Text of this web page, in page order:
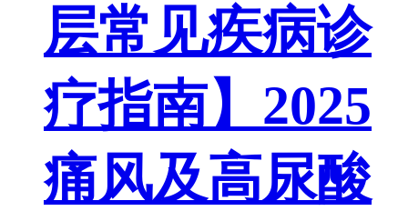
层常见疾病诊
疗指南】2025
痛风及高尿酸